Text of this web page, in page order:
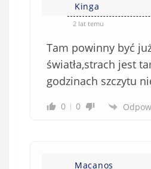
Kinga
2 lat temu
Tam powinny być
światła,strach jest
godzinach szczytu
0 0
Macanos